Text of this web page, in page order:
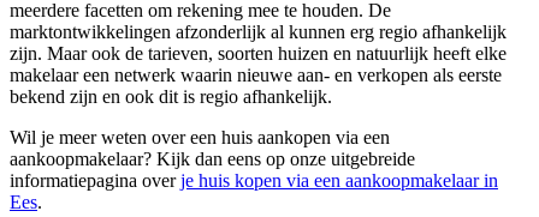
meerdere facetten om rekening mee te houden. De
marktontwikkelingen afzonderlijk al kunnen erg regio afhankelijk
zijn. Maar ook de tarieven, soorten huizen en natuurlijk heeft elke
makelaar een netwerk waarin nieuwe aan- en verkopen als eerste
bekend zijn en ook dit is regio afhankelijk.
Wil je meer weten over een huis aankopen via een
aankoopmakelaar? Kijk dan eens op onze uitgebreide
informatiepagina overje huis kopen via een aankoopmakelaar in
Ees.